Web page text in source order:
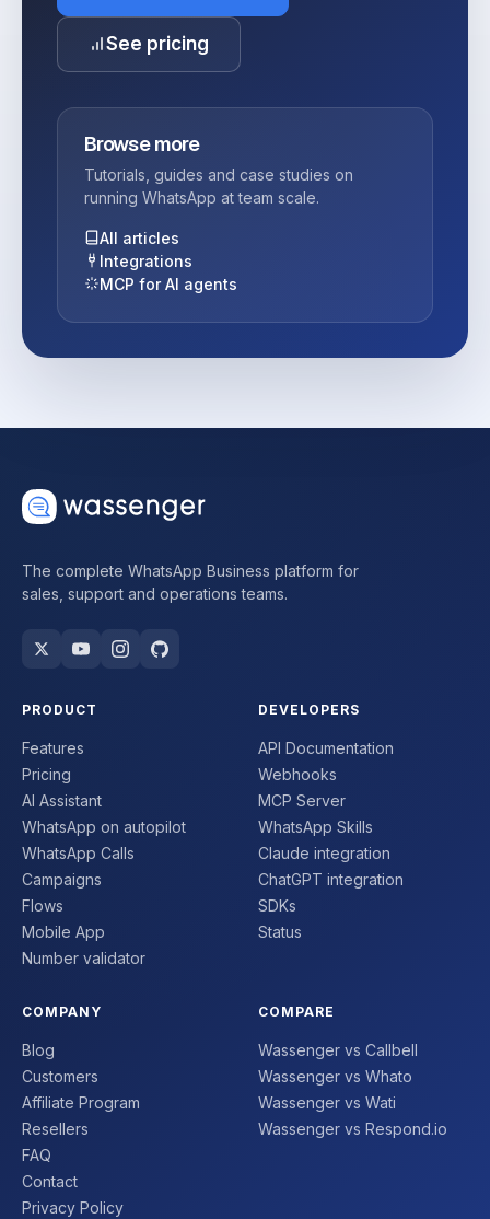
See pricing
Browse more
Tutorials, guides and case studies on
running WhatsApp at team scale.
All articles
Integrations
MCP for AI agents
The complete WhatsApp Business platform for
sales, support and operations teams.
PRODUCT
Features
Pricing
AI Assistant
WhatsApp on autopilot
WhatsApp Calls
Campaigns
Flows
Mobile App
Number validator
DEVELOPERS
API Documentation
Webhooks
MCP Server
WhatsApp Skills
Claude integration
ChatGPT integration
SDKs
Status
COMPANY
Blog
Customers
Affiliate Program
Resellers
FAQ
Contact
Privacy Policy
COMPARE
Wassenger vs Callbell
Wassenger vs Whato
Wassenger vs Wati
Wassenger vs Respond.io